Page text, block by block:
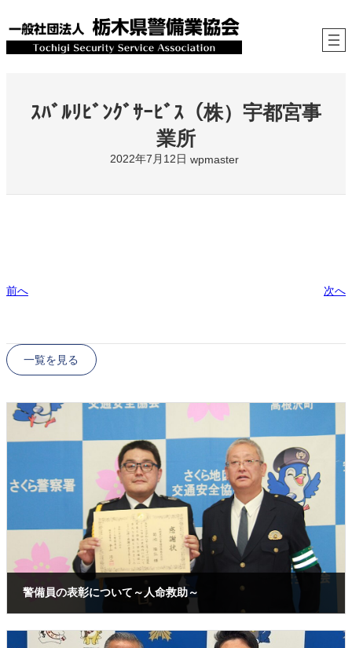
容
を
ス
ｽﾊﾞﾙﾘﾋﾞﾝｸﾞｻｰﾋﾞｽ（株）宇都宮事
業所
2022年7月12日 wpmaster
前へ 次へ
一覧を見る
警備員の表彰について～人命救助～